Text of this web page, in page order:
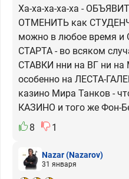
Ха-ха-ха-ха-ха -
ОТМЕНИТЬ как
можно в любое время
СТАРТА - во всяком
СТАВКИ нни на ВГ ни
особенно на ЛЕСТА-
казино Мира Танков -
КАЗИНО и того же Фон-
8
1
Nazar(Nazarov)
31 января